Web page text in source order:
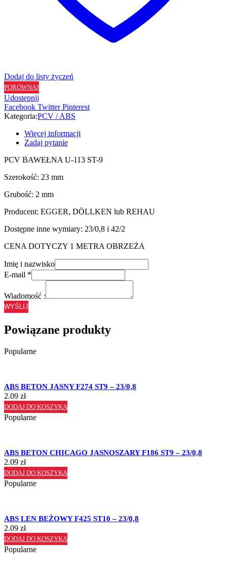
Dodaj do listy życzeń
PORÓWNAJ
Udostępnij
Facebook Twitter Pinterest
Kategoria:PCV / ABS
Więcej informacji
Zadaj pytanie
PCV BAWEŁNA U-113 ST-9
Szerokość: 23 mm
Grubość: 2 mm
Producent: EGGER, DÖLLKEN lub REHAU
Dostępne inne wymiary: 23/0,8 i 42/2
CENA DOTYCZY 1 METRA OBRZEŻA
Imię i nazwisko
E-mail *
Wiadomość :
WYŚLIJ
Powiązane produkty
Popularne
ABS BETON JASNY F274 ST9 – 23/0,8
2.09 zł
DODAJ DO KOSZYKA
Popularne
ABS BETON CHICAGO JASNOSZARY F186 ST9 – 23/0,8
2.09 zł
DODAJ DO KOSZYKA
Popularne
ABS LEN BEŻOWY F425 ST10 – 23/0,8
2.09 zł
DODAJ DO KOSZYKA
Popularne